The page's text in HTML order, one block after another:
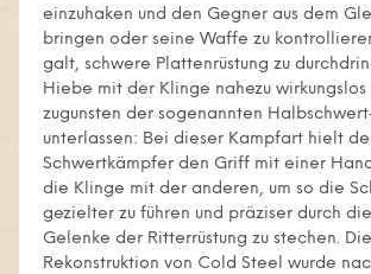
einzuhaken und den Gegner aus dem
bringen oder seine Waffe zu
galt, schwere Plattenrüstung zu
Hiebe mit der Klinge nahezu
zugunsten der sogenannten
unterlassen: Bei dieser Kampfart hielt
Schwertkämpfer den Griff mit einer
die Klinge mit der anderen, um so die
gezielter zu führen und präziser durch die
Gelenke der Ritterrüstung zu stechen.
Rekonstruktion von Cold Steel wurde